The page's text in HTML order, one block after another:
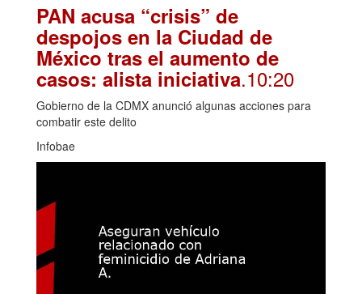
PAN acusa “crisis” de
despojos en la Ciudad de
México tras el aumento de
casos: alista iniciativa.10:20
Gobierno de la CDMX anunció algunas acciones para
combatir este delito
Infobae